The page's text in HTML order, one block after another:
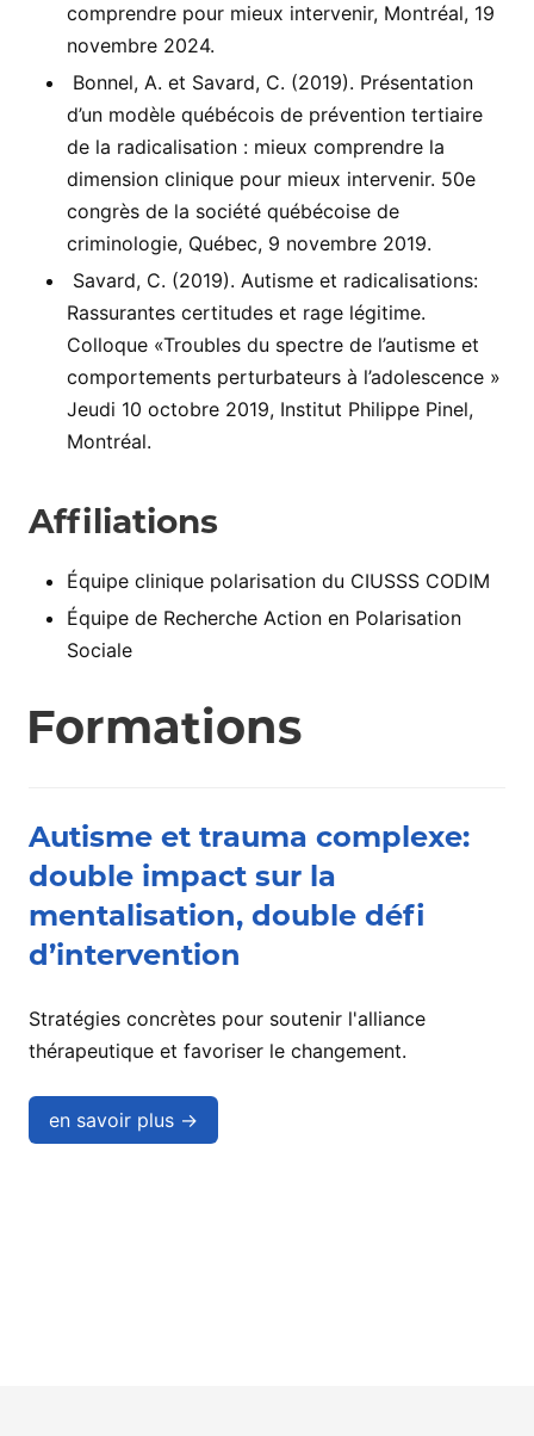
comprendre pour mieux intervenir, Montréal, 19
novembre 2024.
Bonnel, A. et Savard, C. (2019). Présentation
d’un modèle québécois de prévention tertiaire
de la radicalisation : mieux comprendre la
dimension clinique pour mieux intervenir. 50e
congrès de la société québécoise de
criminologie, Québec, 9 novembre 2019.
Savard, C. (2019). Autisme et radicalisations:
Rassurantes certitudes et rage légitime.
Colloque «Troubles du spectre de l’autisme et
comportements perturbateurs à l’adolescence »
Jeudi 10 octobre 2019, Institut Philippe Pinel,
Montréal.
Affiliations
Équipe clinique polarisation du CIUSSS CODIM
Équipe de Recherche Action en Polarisation
Sociale
Formations
Autisme et trauma complexe:
double impact sur la
mentalisation, double défi
d’intervention
Stratégies concrètes pour soutenir l'alliance
thérapeutique et favoriser le changement.
en savoir plus →